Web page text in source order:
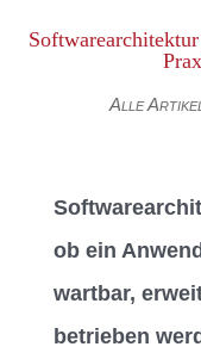
Alle Artikel
ob ein
wartbar,
betrieben